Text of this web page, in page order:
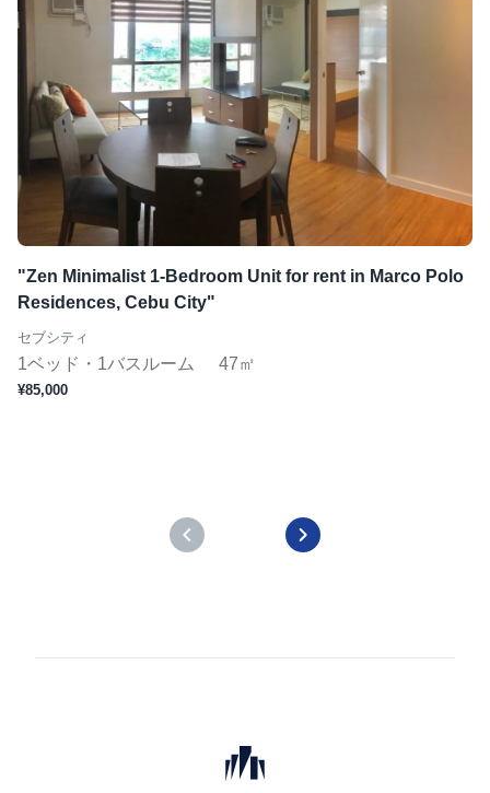
"Zen Minimalist 1-Bedroom Unit for rent in Marco Polo
Residences, Cebu City"
セブシティ
1ベッド・1バスルーム 47㎡
¥85,000